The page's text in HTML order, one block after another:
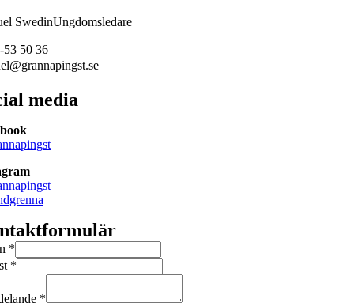
SwedinUngdomsledare
53 50 36
media
*
*
*